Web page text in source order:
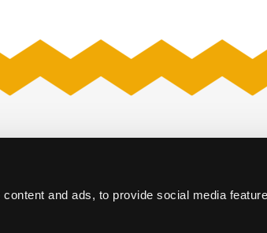
and ads, to provide social media
Den Haag